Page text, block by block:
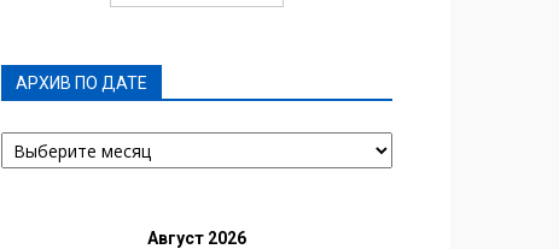
АРХИВ ПО ДАТЕ
АРХИВ
ПО
Август 2026